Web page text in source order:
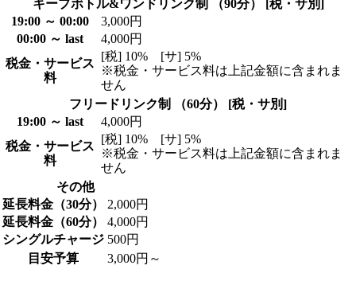
キープボトル&ワンドリンク制 （90分） [税・サ別]
19:00 ～ 00:00
3,000円
00:00 ～ last
4,000円
税金・サービス
料
[税] 10% [サ] 5%
※税金・サービス料は上記金額に含まれま
せん
フリードリンク制 （60分） [税・サ別]
19:00 ～ last
4,000円
税金・サービス
料
[税] 10% [サ] 5%
※税金・サービス料は上記金額に含まれま
せん
その他
延長料金（30分）
2,000円
延長料金（60分）
4,000円
シングルチャージ 500円
目安予算
3,000円～